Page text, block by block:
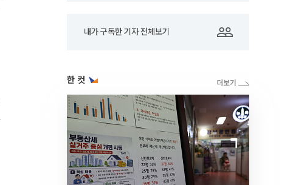
내가 구독한 기자 전체보기
한 컷